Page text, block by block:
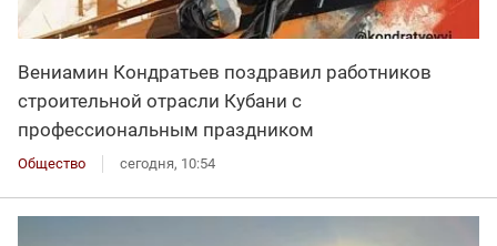
Вениамин Кондратьев поздравил работников
строительной отрасли Кубани с
профессиональным праздником
Общество сегодня, 10:54